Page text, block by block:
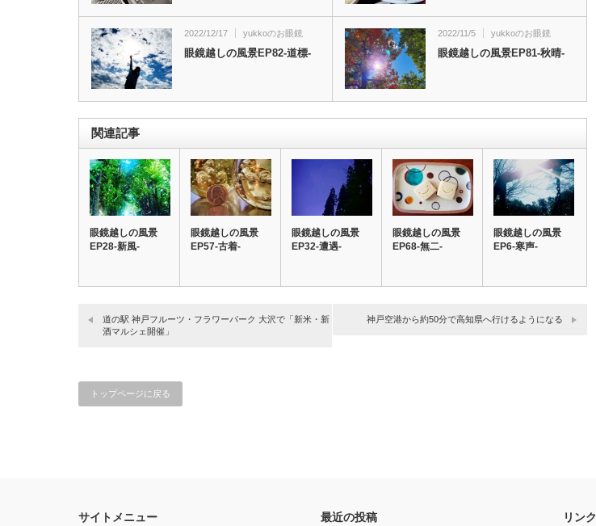
2022/12/17 yukkoのお眼鏡
眼鏡越しの風景EP82-道標-
2022/11/5 yukkoのお眼鏡
眼鏡越しの風景EP81-秋晴-
関連記事
眼鏡越しの風景
EP28-新風-
眼鏡越しの風景
EP57-古着-
眼鏡越しの風景
EP32-遭遇-
眼鏡越しの風景
EP68-無二-
眼鏡越しの風景
EP6‐寒声‐
道の駅 神戸フルーツ・フラワーパーク 大沢で「新米・新
酒マルシェ開催」
神戸空港から約50分で高知県へ行けるようになる
トップページに戻る
サイトメニュー 最近の投稿 リンク